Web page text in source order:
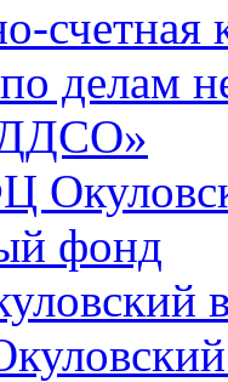
счетная
делам
фонд